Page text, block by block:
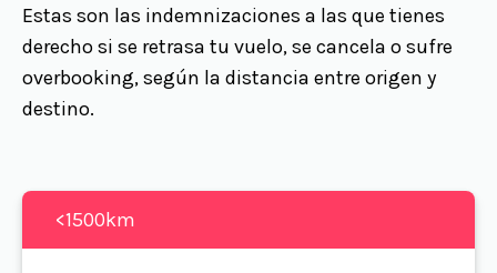
Estas son las indemnizaciones a las que tienes
derecho si se retrasa tu vuelo, se cancela o sufre
overbooking, según la distancia entre origen y
destino.
<1500km